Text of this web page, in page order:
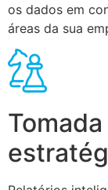
os dados em
áreas da sua